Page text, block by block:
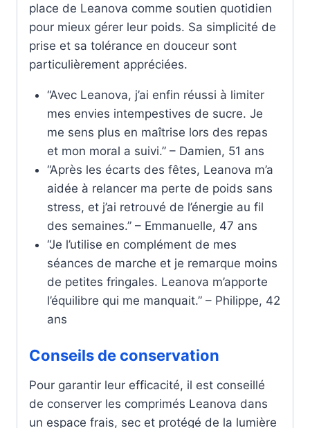
place de Leanova comme soutien quotidien
pour mieux gérer leur poids. Sa simplicité de
prise et sa tolérance en douceur sont
particulièrement appréciées.
“Avec Leanova, j’ai enfin réussi à limiter
mes envies intempestives de sucre. Je
me sens plus en maîtrise lors des repas
et mon moral a suivi.” – Damien, 51 ans
“Après les écarts des fêtes, Leanova m’a
aidée à relancer ma perte de poids sans
stress, et j’ai retrouvé de l’énergie au fil
des semaines.” – Emmanuelle, 47 ans
“Je l’utilise en complément de mes
séances de marche et je remarque moins
de petites fringales. Leanova m’apporte
l’équilibre qui me manquait.” – Philippe, 42
ans
Conseils de conservation
Pour garantir leur efficacité, il est conseillé
de conserver les comprimés Leanova dans
un espace frais, sec et protégé de la lumière